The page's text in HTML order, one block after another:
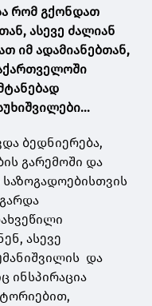
რომ გქონდათ
ასევე ძალიან
იმ ადამიანებთან,
ბედნიერება,
გარემოში და
ასევე
და
ინსპირაცია